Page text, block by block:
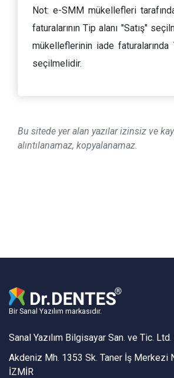
Not: e-SMM mükellefleri
faturalarının Tip alanı "Satış"
mükelleflerinin iade faturalarında
seçilmelidir.
Bu sitede yer alan yazılar izinsiz ve
alıntılanamaz, kopyalanamaz.
Bir Sanal Yazılım markasıdır.
Sanal Yazılım Bilgisayar San. ve Tic. Ltd.
Akdeniz Mh. 1353 Sk. Taner İş Merkezi
İZMİR